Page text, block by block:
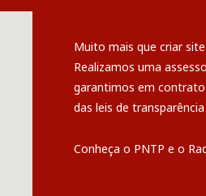
Muito mais que criar site
Realizamos uma
garantimos em
das leis de
Conheça o PNTP e o